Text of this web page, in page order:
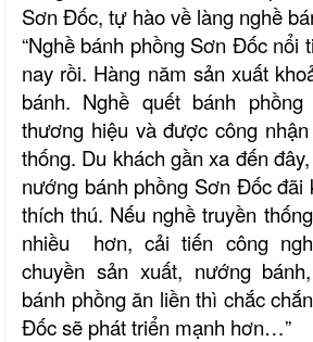
Sơn Đốc, tự hào về làng nghề
“Nghề bánh phồng Sơn Đốc nổi
nay rồi. Hàng năm sản xuất
bánh. Nghề quết bánh
thương hiệu và được công
thống. Du khách gần xa đến
nướng bánh phồng Sơn Đốc đãi
thích thú. Nếu nghề truyền
nhiều hơn, cải tiến công
chuyền sản xuất, nướng
bánh phồng ăn liền thì chắc
Đốc sẽ phát triển mạnh hơn…”